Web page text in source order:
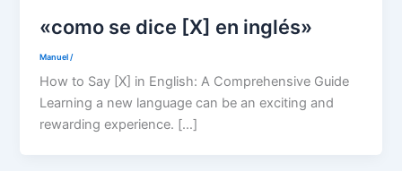
«como se dice [X] en inglés»
Manuel/
How to Say [X] in English: A Comprehensive Guide
Learning a new language can be an exciting and
rewarding experience. […]